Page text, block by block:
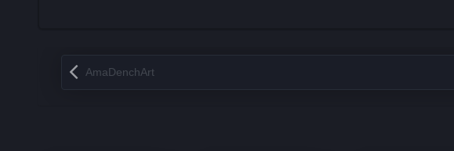
Запись навигация
AmaDenchArt